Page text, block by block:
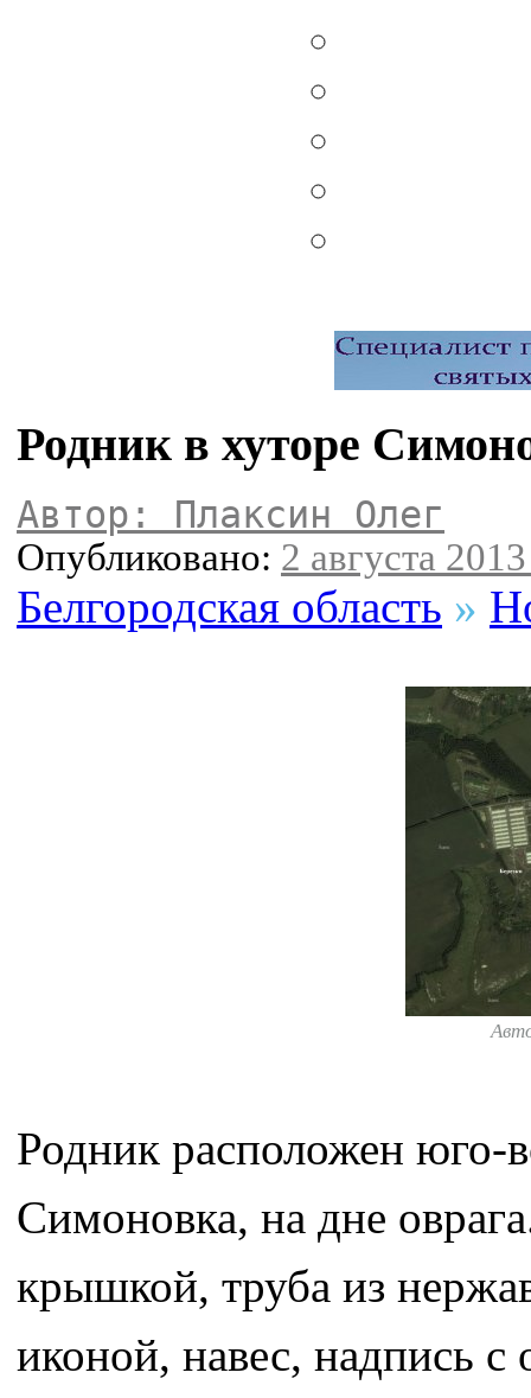
Родник в хуторе
Автор: Плаксин Олег
Опубликовано: 2 августа
Белгородская область »
Родник расположен юго-
Симоновка, на дне
крышкой, труба из
иконой, навес, надпись